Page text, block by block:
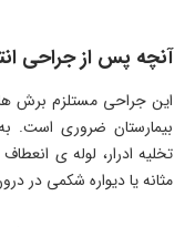
آنچه پس از جراحی
این جراحی مستلزم برش­
بیمارستان ضروری است.
تخلیه ادرار، لوله­ ی
مثانه یا دیواره شکمی در